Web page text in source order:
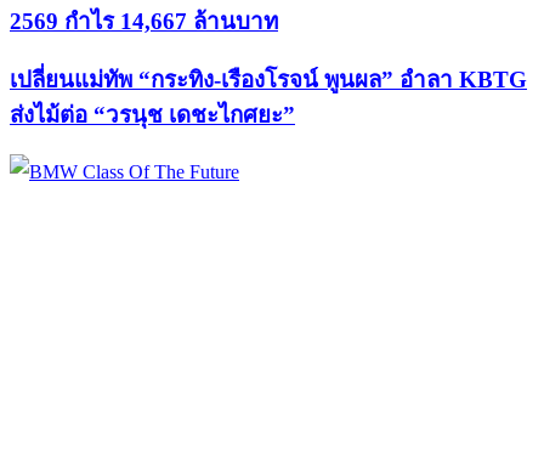
2569 กำไร 14,667 ล้านบาท
เปลี่ยนแม่ทัพ “กระทิง-เรืองโรจน์ พูนผล” อำลา KBTG
ส่งไม้ต่อ “วรนุช เดชะไกศยะ”